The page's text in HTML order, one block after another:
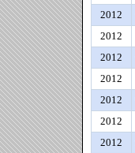
2012
2012
2012
2012
2012
2012
2012